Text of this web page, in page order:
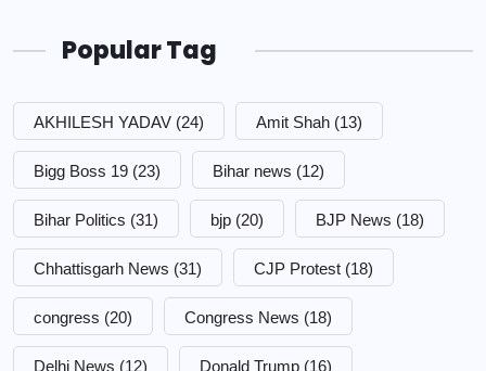
Popular Tag
AKHILESH YADAV (24) Amit Shah (13)
Bigg Boss 19 (23) Bihar news (12)
Bihar Politics (31) bjp (20) BJP News (18)
Chhattisgarh News (31) CJP Protest (18)
congress (20) Congress News (18)
Delhi News (12) Donald Trump (16)